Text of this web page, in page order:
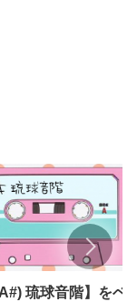
琉球音階】をベ